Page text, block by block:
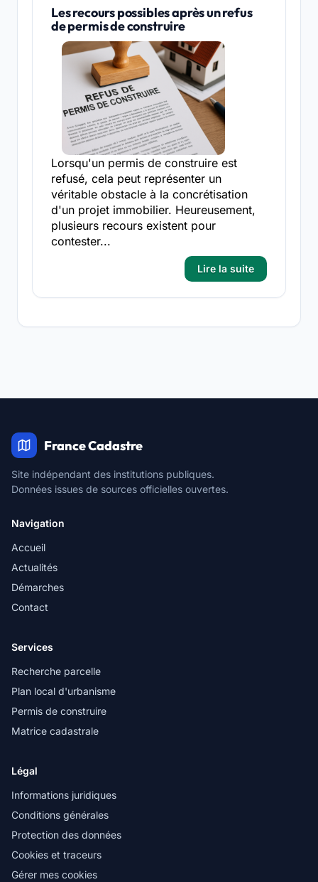
Les recours possibles après un refus
de permis de construire
Lorsqu'un permis de construire est
refusé, cela peut représenter un
véritable obstacle à la concrétisation
d'un projet immobilier. Heureusement,
plusieurs recours existent pour
contester...
Lire la suite
France Cadastre
Site indépendant des institutions publiques.
Données issues de sources officielles ouvertes.
Navigation
Accueil
Actualités
Démarches
Contact
Services
Recherche parcelle
Plan local d'urbanisme
Permis de construire
Matrice cadastrale
Légal
Informations juridiques
Conditions générales
Protection des données
Cookies et traceurs
Gérer mes cookies